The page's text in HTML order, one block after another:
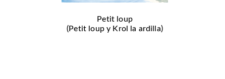
Petit loup
(Petit loup y Krol la ardilla)